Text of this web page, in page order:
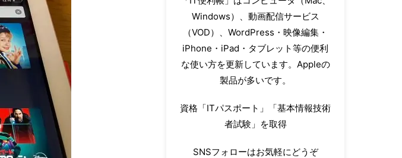
Windows）、動画配信サービス
（VOD）、WordPress・映像編集・
iPhone・iPad・タブレット等の便利
な使い方を更新しています。Appleの
製品が多いです。
資格「ITパスポート」「基本情報技術
者試験」を取得
SNSフォローはお気軽にどうぞ